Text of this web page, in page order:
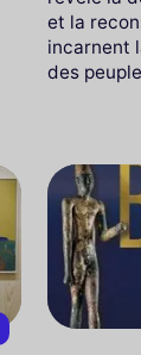
et la
incarnent
des